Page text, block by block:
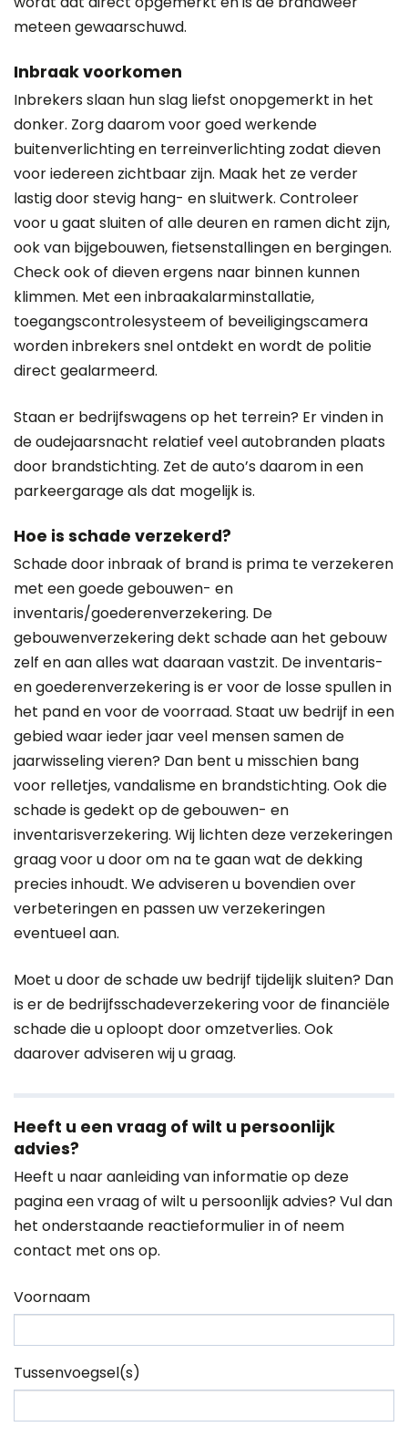
meteen gewaarschuwd.
Inbraak voorkomen
Inbrekers slaan hun slag liefst onopgemerkt in het
donker. Zorg daarom voor goed werkende
buitenverlichting en terreinverlichting zodat dieven
voor iedereen zichtbaar zijn. Maak het ze verder
lastig door stevig hang- en sluitwerk. Controleer
voor u gaat sluiten of alle deuren en ramen dicht zijn,
ook van bijgebouwen, fietsenstallingen en bergingen.
Check ook of dieven ergens naar binnen kunnen
klimmen. Met een inbraakalarminstallatie,
toegangscontrolesysteem of beveiligingscamera
worden inbrekers snel ontdekt en wordt de politie
direct gealarmeerd.
Staan er bedrijfswagens op het terrein? Er vinden in
de oudejaarsnacht relatief veel autobranden plaats
door brandstichting. Zet de auto’s daarom in een
parkeergarage als dat mogelijk is.
Hoe is schade verzekerd?
Schade door inbraak of brand is prima te verzekeren
met een goede gebouwen- en
inventaris/goederenverzekering. De
gebouwenverzekering dekt schade aan het gebouw
zelf en aan alles wat daaraan vastzit. De inventaris-
en goederenverzekering is er voor de losse spullen in
het pand en voor de voorraad. Staat uw bedrijf in een
gebied waar ieder jaar veel mensen samen de
jaarwisseling vieren? Dan bent u misschien bang
voor relletjes, vandalisme en brandstichting. Ook die
schade is gedekt op de gebouwen- en
inventarisverzekering. Wij lichten deze verzekeringen
graag voor u door om na te gaan wat de dekking
precies inhoudt. We adviseren u bovendien over
verbeteringen en passen uw verzekeringen
eventueel aan.
Moet u door de schade uw bedrijf tijdelijk sluiten? Dan
is er de bedrijfsschadeverzekering voor de financiële
schade die u oploopt door omzetverlies. Ook
daarover adviseren wij u graag.
Heeft u een vraag of wilt u persoonlijk
advies?
Heeft u naar aanleiding van informatie op deze
pagina een vraag of wilt u persoonlijk advies? Vul dan
het onderstaande reactieformulier in of neem
contact met ons op.
Voornaam
Tussenvoegsel(s)